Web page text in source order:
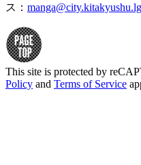
ス：
This site is protected by
Policy and Terms of Service